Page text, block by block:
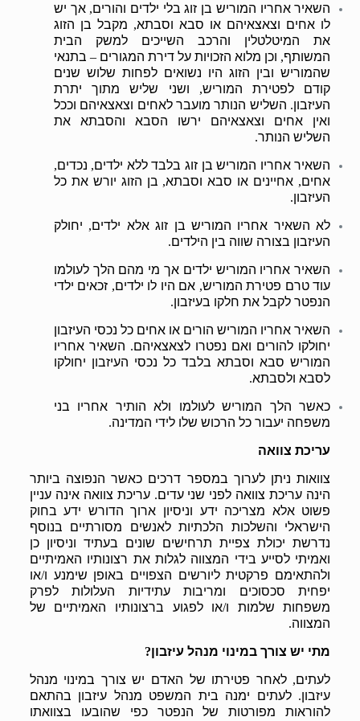
השאיר אחריו המוריש בן זוג בלי ילדים והורים,אך יש
לו אחים וצאצאיהם או סבא וסבתא, מקבל בן הזוג
את המיטלטלין והרכב השייכים למשק הבית
המשותף, וכן מלוא הזכויות על דירת המגורים– בתנאי
שהמוריש ובין הזוג היו נשואים לפחות שלוש שנים
קודם לפטירת המוריש, ושני שליש מתוך יתרת
העיזבון. השליש הנותר מועבר לאחים וצאצאיהם וככל
ואין אחים וצאצאיהם ירשו הסבא והסבתא את
השליש הנותר.
השאיר אחריו המוריש בן זוג בלבד ללא ילדים, נכדים,
אחים, אחיינים או סבא וסבתא, בן הזוג יורש את כל
העיזבון.
לא השאיר אחריו המוריש בן זוג אלא ילדים, יחולק
העיזבון בצורה שווה בין הילדים.
השאיר אחריו המוריש ילדים אך מי מהם הלך לעולמו
עוד טרם פטירת המוריש, אם היו לו ילדים, זכאים ילדי
הנפטר לקבל את חלקו בעיזבון.
השאיר אחריו המוריש הורים או אחים כל נכסי העיזבון
יחולקו להורים ואם נפטרו לצאצאיהם. השאיר אחריו
המוריש סבא וסבתא בלבד כל נכסי העיזבון יחולקו
לסבא ולסבתא.
כאשר הלך המוריש לעולמו ולא הותיר אחריו בני
משפחה יעבור כל הרכוש שלו לידי המדינה.
עריכת צוואה
צוואות ניתן לערוך במספר דרכים כאשר הנפוצה ביותר
הינה עריכת צוואה לפני שני עדים.עריכת צוואה אינה עניין
פשוט אלא מצריכה ידע וניסיון ארוך הדורש ידע בחוק
הישראלי והשלכות הלכתיות לאנשים מסורתיים בנוסף
נדרשת יכולת צפיית תרחישים שונים בעתיד וניסיון כן
ואמיתי לסייע בידי המצווה לגלות את רצונותיו האמיתיים
ולהתאימם פרקטית ליורשים הצפויים באופן שימנע ו/או
יפחית סכסוכים ומריבות עתידיות העלולות לפרק
משפחות שלמות ו/או לפגוע ברצונותיו האמיתיים של
המצווה.
מתי יש צורך במינוי מנהל עיזבון?
לעתים,לאחר פטירתו של האדם יש צורך במינוי מנהל
עיזבון.לעתים ימנה בית המשפט מנהל עיזבון בהתאם
להוראות מפורטות של הנפטר כפי שהובעו בצוואתו